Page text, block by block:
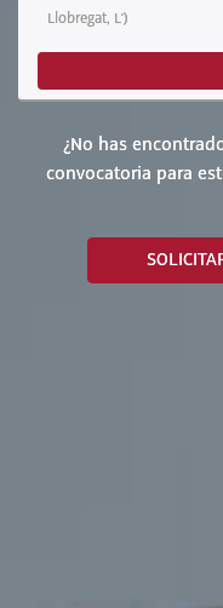
Llobregat, L')
¿No has
convocatoria para